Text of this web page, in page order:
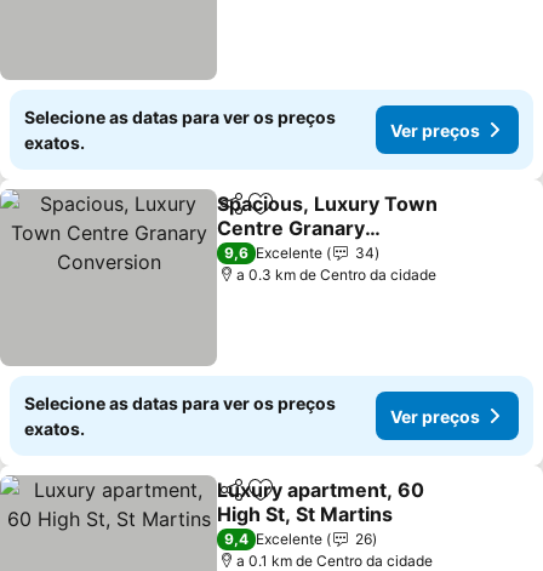
Selecione as datas para ver os preços
exatos.
Ver preços
PartilharAdicionar aos favoritos
Spacious, Luxury Town
Centre Granary
Conversion
Ver preços
9,6 Excelente
34
a 0.3 km de Centro da cidade
Selecione as datas para ver os preços
exatos.
Ver preços
PartilharAdicionar aos favoritos
Luxury apartment, 60
High St, St Martins
Ver preços
9,4 Excelente
26
a 0.1 km de Centro da cidade